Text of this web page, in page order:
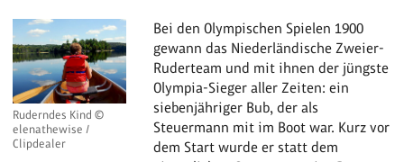
Ruderndes Kind ©
elenathewise /
Clipdealer
Bei den Olympischen Spielen 1900
gewann das Niederländische Zweier-
Ruderteam und mit ihnen der jüngste
Olympia-Sieger aller Zeiten: ein
siebenjähriger Bub, der als
Steuermann mit im Boot war. Kurz vor
dem Start wurde er statt dem